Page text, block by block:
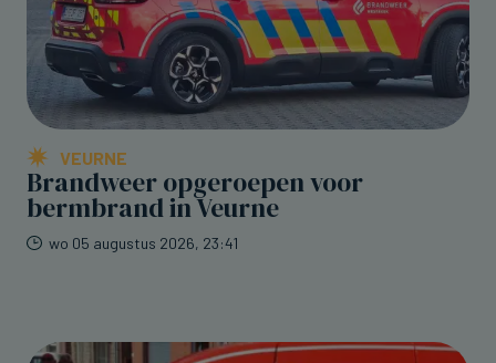
VEURNE
Brandweer opgeroepen voor
bermbrand in Veurne
wo 05 augustus 2026, 23:41